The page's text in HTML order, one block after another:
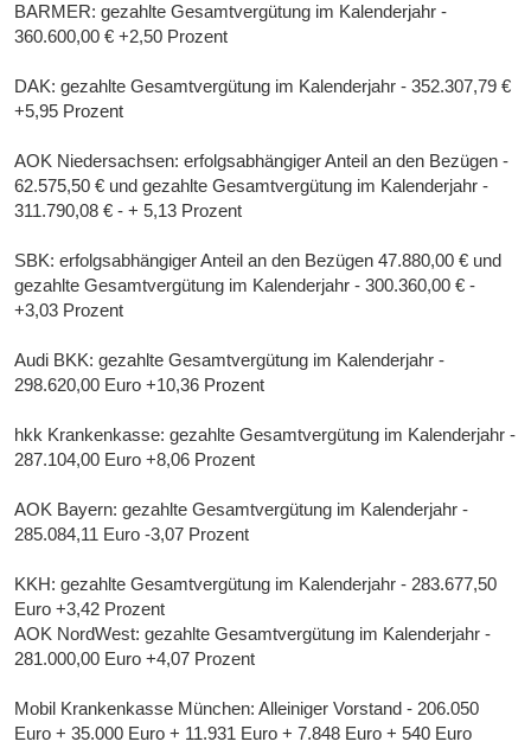
BARMER: gezahlte Gesamtvergütung im Kalenderjahr -
360.600,00 € +2,50 Prozent
DAK: gezahlte Gesamtvergütung im Kalenderjahr - 352.307,79 €
+5,95 Prozent
AOK Niedersachsen: erfolgsabhängiger Anteil an den Bezügen -
62.575,50 € und gezahlte Gesamtvergütung im Kalenderjahr -
311.790,08 € - + 5,13 Prozent
SBK: erfolgsabhängiger Anteil an den Bezügen 47.880,00 € und
gezahlte Gesamtvergütung im Kalenderjahr - 300.360,00 € -
+3,03 Prozent
Audi BKK: gezahlte Gesamtvergütung im Kalenderjahr -
298.620,00 Euro +10,36 Prozent
hkk Krankenkasse: gezahlte Gesamtvergütung im Kalenderjahr -
287.104,00 Euro +8,06 Prozent
AOK Bayern: gezahlte Gesamtvergütung im Kalenderjahr -
285.084,11 Euro -3,07 Prozent
KKH: gezahlte Gesamtvergütung im Kalenderjahr - 283.677,50
Euro +3,42 Prozent
AOK NordWest: gezahlte Gesamtvergütung im Kalenderjahr -
281.000,00 Euro +4,07 Prozent
Mobil Krankenkasse München: Alleiniger Vorstand - 206.050
Euro + 35.000 Euro + 11.931 Euro + 7.848 Euro + 540 Euro